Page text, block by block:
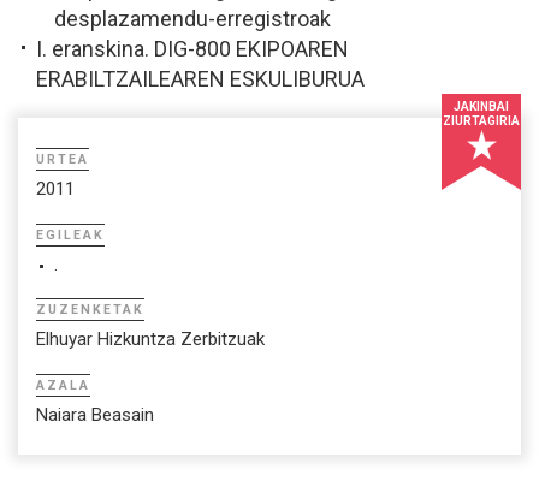
desplazamendu-erregistroak
I. eranskina. DIG-800 EKIPOAREN
ERABILTZAILEAREN ESKULIBURUA
JAKINBAI
ZIURTAGIRIA
URTEA
2011
EGILEAK
ZUZENKETAK
Elhuyar Hizkuntza Zerbitzuak
AZALA
Naiara Beasain